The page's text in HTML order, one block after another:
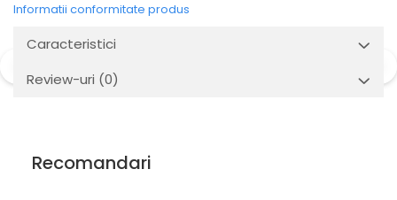
Informatii conformitate produs
Caracteristici
Review-uri (0)
Recomandari